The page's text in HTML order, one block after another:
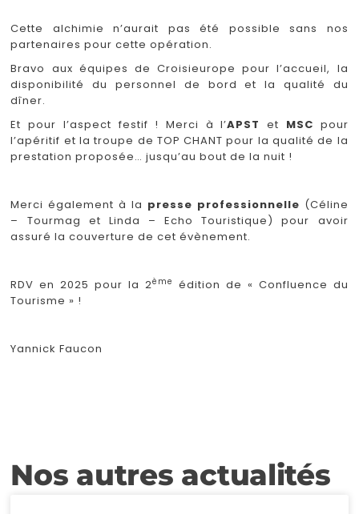
Cette alchimie n’aurait pas été possible sans nos
partenaires pour cette opération.
Bravo aux équipes de Croisieurope pour l’accueil, la
disponibilité du personnel de bord et la qualité du
dîner.
Et pour l’aspect festif ! Merci à l’APST et MSC pour
l’apéritif et la troupe de TOP CHANT pour la qualité de la
prestation proposée… jusqu’au bout de la nuit !
Merci également à la presse professionnelle (Céline
– Tourmag et Linda – Echo Touristique) pour avoir
assuré la couverture de cet évènement.
RDV en 2025 pour la 2ème
édition de « Confluence du
Tourisme » !
Yannick Faucon
Nos autres actualités